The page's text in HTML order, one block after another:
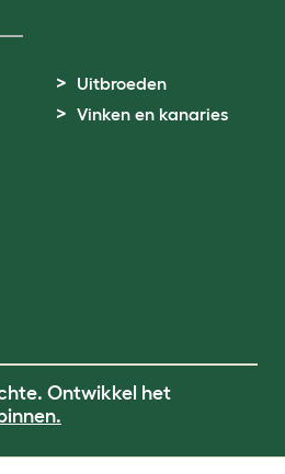
Uitbroeden
Vinken en kanaries
Ontwikkel het